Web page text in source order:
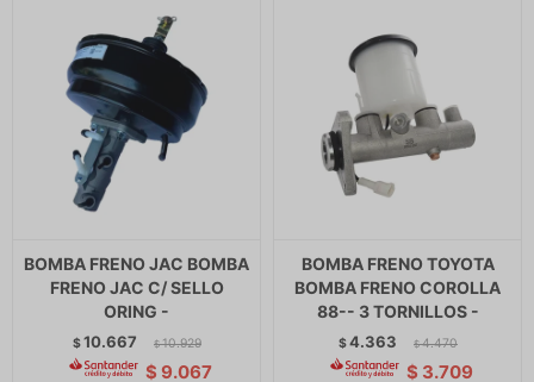
BOMBA FRENO JAC BOMBA
FRENO JAC C/ SELLO
ORING -
$10.667 $ 10.929
$ 9.067
BOMBA FRENO TOYOTA
BOMBA FRENO COROLLA
88-- 3 TORNILLOS -
$4.363 $ 4.470
$ 3.709